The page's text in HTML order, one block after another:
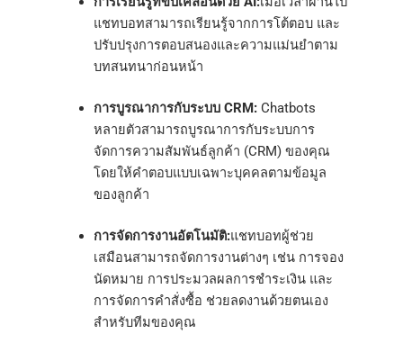
แชทบอทสามารถเรียนรู้จากการโต้ตอบ และ
ปรับปรุงการตอบสนองและความแม่นยำตาม
บทสนทนาก่อนหน้า
การบูรณาการกับระบบ CRM:Chatbots
หลายตัวสามารถบูรณาการกับระบบการ
จัดการความสัมพันธ์ลูกค้า (CRM) ของคุณ
โดยให้คำตอบแบบเฉพาะบุคคลตามข้อมูล
ของลูกค้า
การจัดการงานอัตโนมัติ:แชทบอทผู้ช่วย
เสมือนสามารถจัดการงานต่างๆ เช่น การจอง
นัดหมาย การประมวลผลการชำระเงิน และ
การจัดการคำสั่งซื้อ ช่วยลดงานด้วยตนเอง
สำหรับทีมของคุณ